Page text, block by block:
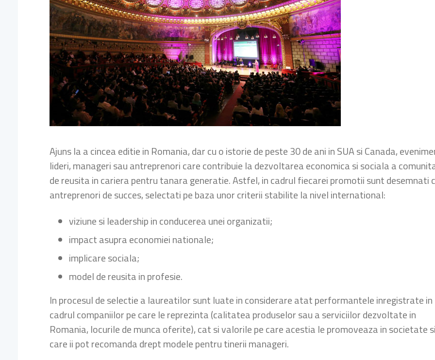
Ajuns la a cincea editie in Romania, dar cu o istorie de peste 30 de ani in SUA si Canada,
lideri, manageri sau antreprenori care contribuie la dezvoltarea economica si sociala a
de reusita in cariera pentru tanara generatie. Astfel, in cadrul fiecarei promotii sunt desemnati
antreprenori de succes, selectati pe baza unor criterii stabilite la nivel international:
viziune si leadership in conducerea unei organizatii;
impact asupra economiei nationale;
implicare sociala;
model de reusita in profesie.
In procesul de selectie a laureatilor sunt luate in considerare atat performantele inregistrate in
cadrul companiilor pe care le reprezinta (calitatea produselor sau a serviciilor dezvoltate in
Romania, locurile de munca oferite), cat si valorile pe care acestia le promoveaza in societate si
care ii pot recomanda drept modele pentru tinerii manageri.